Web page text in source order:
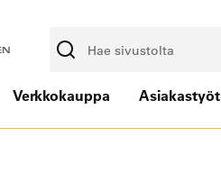
Verkkokauppa Asiakastyöt